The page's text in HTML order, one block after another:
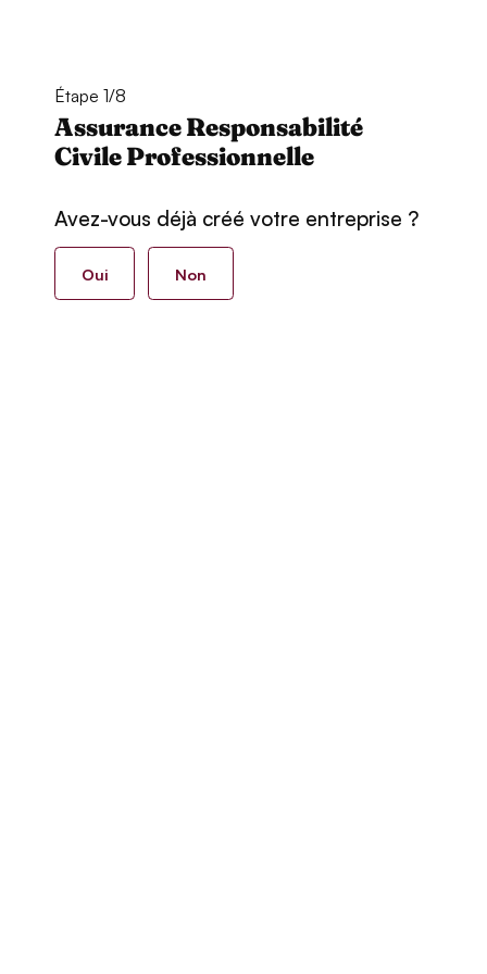
Étape 1/8
Assurance Responsabilité
Civile Professionnelle
Avez-vous déjà créé votre entreprise ?
Oui Non